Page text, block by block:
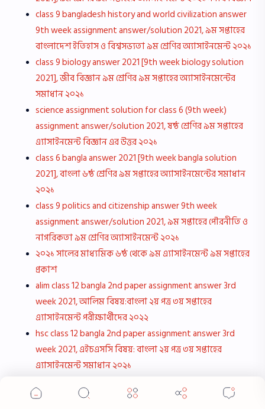
class 9 bangladesh history and world civilization answer
9th week assignment answer/solution 2021, ৯ম সপ্তাহের
বাংলাদেশ ইতিহাস ও বিশ্বসভ্যতা ৯ম শ্রেণির অ্যাসাইনমেন্ট ২০২১
class 9 biology answer 2021 [9th week biology solution
2021], জীব বিজ্ঞান ৯ম শ্রেণির ৯ম সপ্তাহের অ্যাসাইনমেন্টের
সমাধান ২০২১
science assignment solution for class 6 (9th week)
assignment answer/solution 2021, ষষ্ঠ শ্রেণির ৯ম সপ্তাহের
এ্যাসাইনমেন্ট বিজ্ঞান এর উত্তর ২০২১
class 6 bangla answer 2021 [9th week bangla solution
2021], বাংলা ৬ষ্ঠ শ্রেণির ৯ম সপ্তাহের অ্যাসাইনমেন্টের সমাধান
২০২১
class 9 politics and citizenship answer 9th week
assignment answer/solution 2021, ৯ম সপ্তাহের পৌরনীতি ও
নাগরিকতা ৯ম শ্রেণির অ্যাসাইনমেন্ট ২০২১
২০২১ সালের মাধ্যমিক ৬ষ্ঠ থেকে ৯ম এ্যাসাইনমেন্ট ৯ম সপ্তাহের
প্রকাশ
alim class 12 bangla 2nd paper assignment answer 3rd
week 2021, আলিম বিষয়:বাংলা ২য় পত্র ৩য় সপ্তাহের
এ্যাসাইনমেন্ট পরীক্ষার্থীদের ২০২২
hsc class 12 bangla 2nd paper assignment answer 3rd
week 2021, এইচএসসি বিষয়: বাংলা ২য় পত্র ৩য় সপ্তাহের
এ্যাসাইনমেন্ট সমাধান ২০২১
এসএসসি বিষয়: ইংরেজি ৪র্থ সপ্তাহের অ্যাসাইনমেন্ট সমাধান